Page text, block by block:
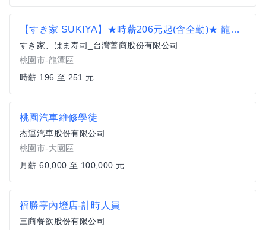
【すき家 SUKIYA】★時薪206元起(含全勤)★ 龍潭店
すき家、はま寿司_台灣善商股份有限公司
桃園市-龍潭區
時薪 196 至 251 元
桃園汽車維修學徒
杰運汽車股份有限公司
桃園市-大園區
月薪 60,000 至 100,000 元
福勝亭內壢店-計時人員
三商餐飲股份有限公司